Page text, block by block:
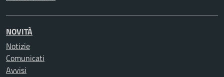
NOVITÀ
Notizie
Comunicati
Avvisi